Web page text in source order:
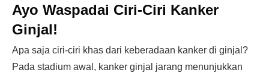
Ayo Waspadai Ciri-Ciri Kanker
Ginjal!
Apa saja ciri-ciri khas dari keberadaan kanker di ginjal?
Pada stadium awal, kanker ginjal jarang menunjukkan